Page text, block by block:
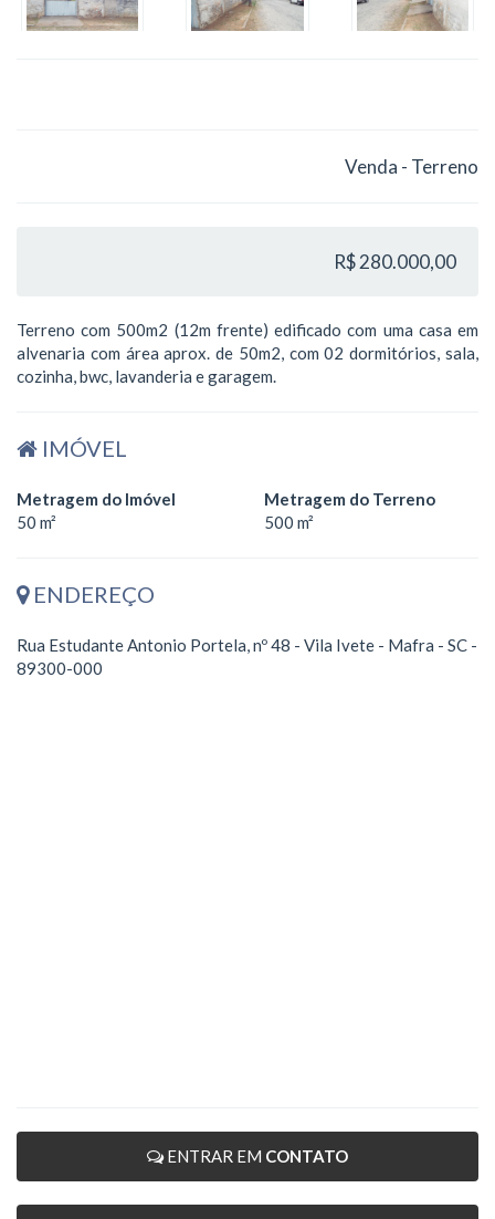
Venda - Terreno
R$ 280.000,00
Terreno com 500m2 (12m frente) edificado com uma casa em
alvenaria com área aprox. de 50m2, com 02 dormitórios, sala,
cozinha, bwc, lavanderia e garagem.
IMÓVEL
Metragem do Imóvel
50 m²
Metragem do Terreno
500 m²
ENDEREÇO
Rua Estudante Antonio Portela, nº 48 - Vila Ivete - Mafra - SC -
89300-000
ENTRAR EM CONTATO